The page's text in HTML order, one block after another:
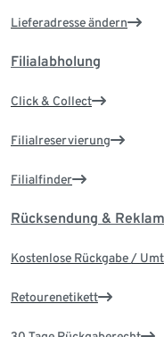
Lieferadresse ändern
Filialabholung
Click & Collect
Filialreservierung
Filialfinder
Rücksendung &
Kostenlose Rückgabe /
Retourenetikett